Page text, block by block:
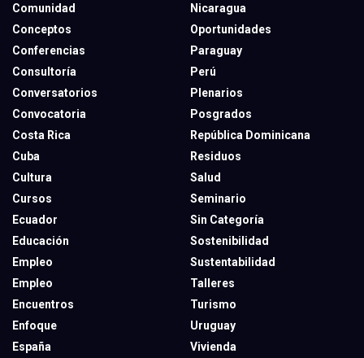
Comunidad
Conceptos
Conferencias
Consultoría
Conversatorios
Convocatoria
Costa Rica
Cuba
Cultura
Cursos
Ecuador
Educación
Empleo
Empleo
Encuentros
Enfoque
España
Nicaragua
Oportunidades
Paraguay
Perú
Plenarios
Posgrados
República Dominicana
Residuos
Salud
Seminario
Sin Categoría
Sostenibilidad
Sustentabilidad
Talleres
Turismo
Uruguay
Vivienda